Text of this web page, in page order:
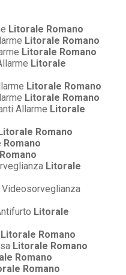
Litorale Romano
Litorale Romano
Litorale Romano
Litorale
Litorale Romano
Litorale Romano
Allarme Litorale
Romano
Litorale
Litorale
Litorale Romano
Litorale Romano
Romano
Romano